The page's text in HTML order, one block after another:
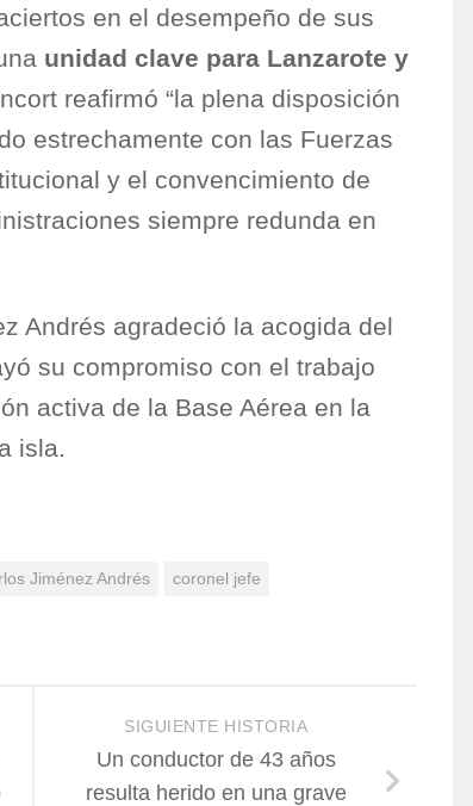
en el desempeño de sus
unidad clave para Lanzarote y
reafirmó “la plena disposición
estrechamente con las Fuerzas
y el convencimiento de
siempre redunda en
Andrés agradeció la acogida del
su compromiso con el trabajo
activa de la Base Aérea en la
isla.
Jiménez Andrés
coronel jefe
SIGUIENTE HISTORIA
Un conductor de 43 años
resulta herido en una grave